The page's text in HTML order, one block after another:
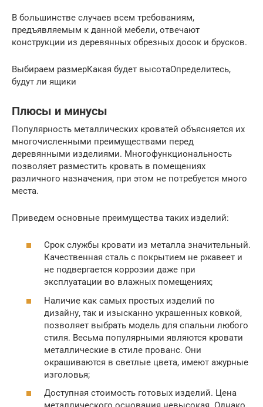
В большинстве случаев всем требованиям,
предъявляемым к данной мебели, отвечают
конструкции из деревянных обрезных досок и брусков.
Выбираем размерКакая будет высотаОпределитесь,
будут ли ящики
Плюсы и минусы
Популярность металлических кроватей объясняется их
многочисленными преимуществами перед
деревянными изделиями. Многофункциональность
позволяет разместить кровать в помещениях
различного назначения, при этом не потребуется много
места.
Приведем основные преимущества таких изделий:
Срок службы кровати из металла значительный.
Качественная сталь с покрытием не ржавеет и
не подвергается коррозии даже при
эксплуатации во влажных помещениях;
Наличие как самых простых изделий по
дизайну, так и изысканно украшенных ковкой,
позволяет выбрать модель для спальни любого
стиля. Весьма популярными являются кровати
металлические в стиле прованс. Они
окрашиваются в светлые цвета, имеют ажурные
изголовья;
Доступная стоимость готовых изделий. Цена